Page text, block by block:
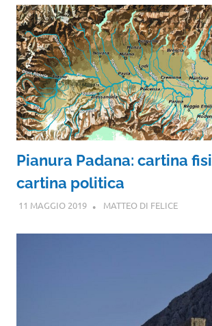
Pianura Padana: cartina
cartina politica
11 MAGGIO 2019 MATTEO DI FELICE